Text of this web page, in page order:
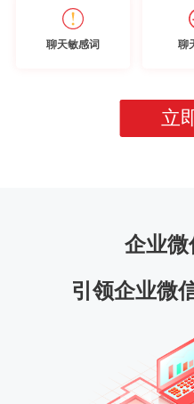
聊天敏感词 聊
立
企业
引领企业微